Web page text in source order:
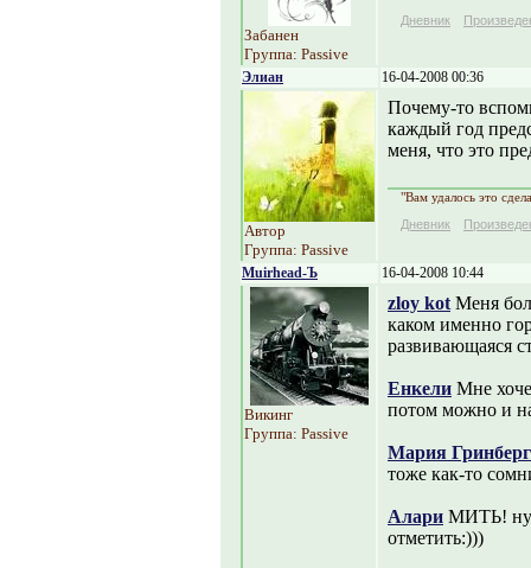
Забанен
Группа: Passive
Дневник
Элиан 16-04-2008 00:36
Автор
Группа: Passive
Почему-то
каждый год
меня, что это
"Вам удалось это
Дневник
Muirhead-Ъ 16-04-2008 10:44
Викинг
Группа: Passive
zloy kot Меня
каком именно
развивающаяся
Енкели Мне
потом можно и
Мария Гринберг
тоже как-то
Алари МИТЬ! ну
отметить:)))